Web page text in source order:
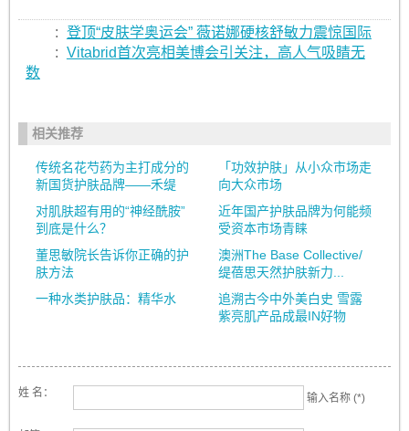
: 登顶“皮肤学奥运会” 薇诺娜硬核舒敏力震惊国际
: Vitabrid首次亮相美博会引关注，高人气吸睛无
数
相关推荐
传统名花芍药为主打成分的
新国货护肤品牌——禾缇
「功效护肤」从小众市场走
向大众市场
对肌肤超有用的“神经酰胺”
到底是什么？
近年国产护肤品牌为何能频
受资本市场青睐
董思敏院长告诉你正确的护
肤方法
澳洲The Base Collective/
缇蓓思天然护肤新力...
一种水类护肤品：精华水
追溯古今中外美白史 雪露
紫亮肌产品成最IN好物
姓 名： 输入名称 (*)